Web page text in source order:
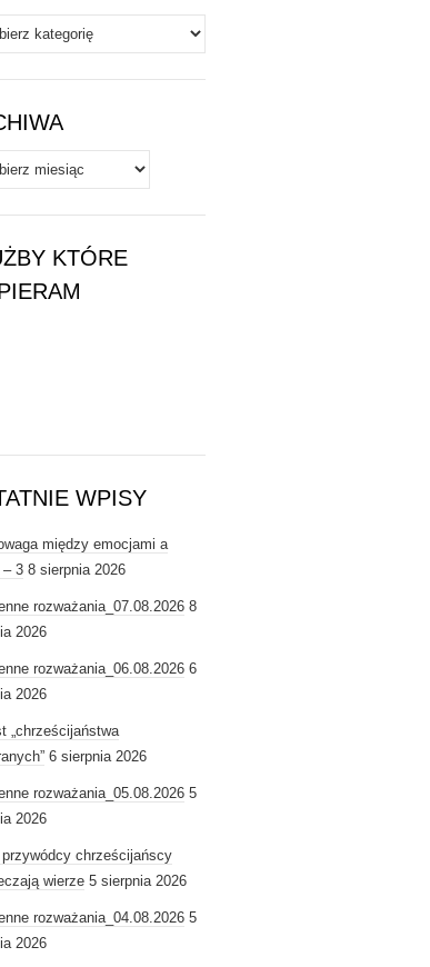
KTÓRE
WPISY
między emocjami a
– 3 8 sierpnia 2026
rozważania_07.08.2026 8
2026
rozważania_06.08.2026 6
2026
„chrześcijaństwa
6 sierpnia 2026
rozważania_05.08.2026 5
2026
przywódcy chrześcijańscy
wierze 5 sierpnia 2026
rozważania_04.08.2026 5
2026